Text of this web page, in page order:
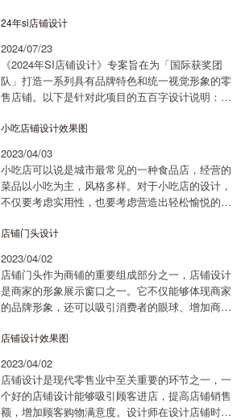
感、做出高级氛围感，还能让年轻人愿意逛、愿意
24年si店铺设计
2024/07/23
《2024年SI店铺设计》专案旨在为「国际获奖团
队」打造一系列具有品牌特色和统一视觉形象的零
售店铺。以下是针对此项目的五百字设计说明：
规划的空间布局和视觉传达，提升「国际...
小吃店铺设计效果图
2023/04/03
小吃店可以说是城市最常见的一种食品店，经营的
菜品以小吃为主，风格多样。对于小吃店的设计，
不仅要考虑实用性，也要考虑营造出轻松愉悦的用
阐述一下小吃店铺设计的几个方面。首先，小吃
店铺门头设计
2023/04/02
店铺门头作为商铺的重要组成部分之一，店铺设计
是商家的形象展示窗口之一。它不仅能够体现商家
的品牌形象，还可以吸引消费者的眼球、增加商家
打造优质品牌的重要一环。1. 要符合品牌形象...
店铺设计效果图
2023/04/02
店铺设计是现代零售业中至关重要的环节之一，一
个好的店铺设计能够吸引顾客进店，提高店铺销售
额，增加顾客购物满意度。设计师在设计店铺时应